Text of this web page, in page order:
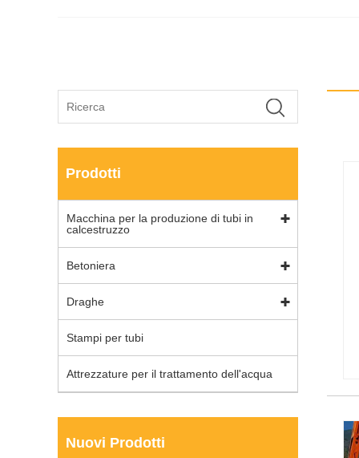
Prodotti
Macchina per la produzione di tubi in
calcestruzzo
Betoniera
Draghe
Stampi per tubi
Attrezzature per il trattamento dell'acqua
Nuovi Prodotti